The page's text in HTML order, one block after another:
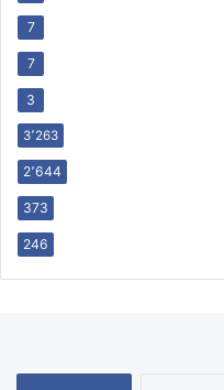
7
7
3
3٬263
2٬644
373
246